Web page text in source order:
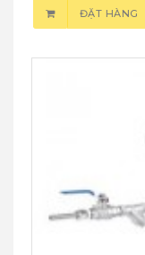
ĐẶT HÀNG